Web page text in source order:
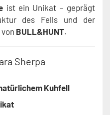
ist ein Unikat – geprägt
des Fells und der
BULL&HUNT.
Sherpa
Kuhfell